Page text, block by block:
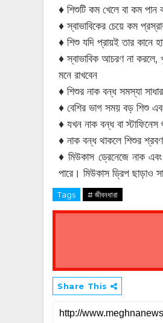
♦ শিশুটি কম খেলে বা কম পান
♦ স্বাভাবিকের চেয়ে কম
♦ শিশু যদি প্রায়ই তার কানে
♦ স্বাভাবিক আচরণ না করলে,
মনে রাখবেন
♦ শিশুর নাক বন্ধ সমস্যা
♦ বেশির ভাগ সময় বড় শিশু
♦ যখন নাক বন্ধ বা
♦ নাক বন্ধ থাকলে শিশুর
♦ মিউকাস ড্রেনেজে নাক এবং
পারে। মিউকাস ড্রিপ ছাড়াও
Tags # জীবনধারা
Share This